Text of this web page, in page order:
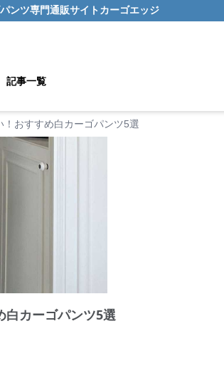
ンツ専門通販サイト カーゴエッジ
記事一覧
おすすめ白カーゴパンツ5選
白カーゴパンツ5選